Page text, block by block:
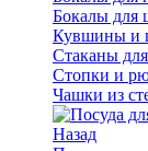
Бокалы для
Кувшины и
Стаканы
Стопки и
Чашки из
Назад